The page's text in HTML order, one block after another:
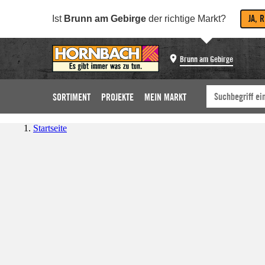
Ist Brunn am Gebirge der richtige Markt? JA,
Brunn am Gebirge
SORTIMENT PROJEKTE MEIN MARKT
Startseite